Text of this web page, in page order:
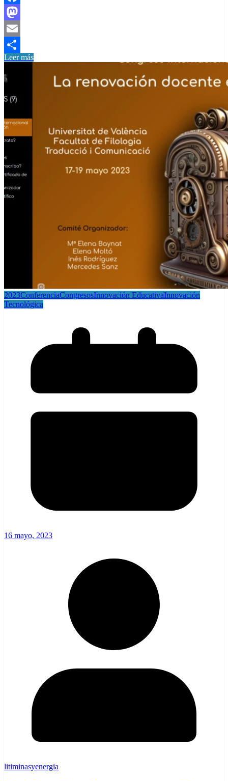
Facebook
Mastodon
Email
Compartir
Leer más
2023ConferenciaCongresosInnovación EducativaInnovación
Tecnológica
16 mayo, 2023
litiminasyenergia